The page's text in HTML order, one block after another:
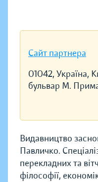
Сайт партнера
01042, Україна,
бульвар М.
Видавництво
Павличко.
перекладних та
філософії,